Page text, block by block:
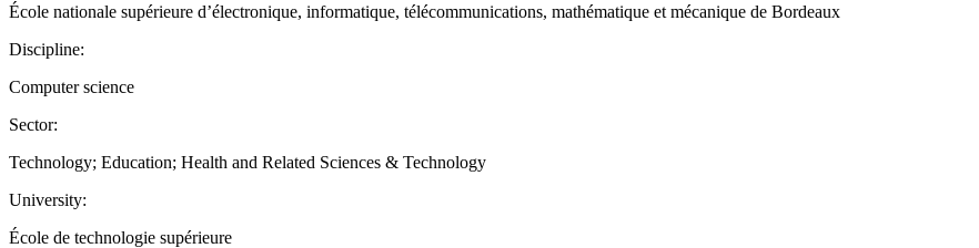
École nationale supérieure d’électronique, informatique, télécommunications, mathématique et mécanique de Bordeaux
Discipline:
Computer science
Sector:
Technology; Education; Health and Related Sciences & Technology
University:
École de technologie supérieure